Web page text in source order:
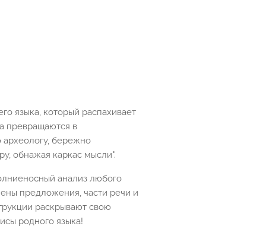
языка, который распахивает
превращаются в
бережно
обнажая каркас мысли".
анализ любого
предложения, части речи и
раскрывают свою
родного языка!